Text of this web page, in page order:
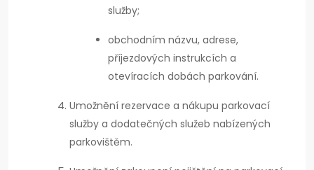
služby;
obchodním názvu, adrese,
příjezdových instrukcích a
otevíracích dobách parkování.
Umožnění rezervace a nákupu parkovací
služby a dodatečných služeb nabízených
parkovištěm.